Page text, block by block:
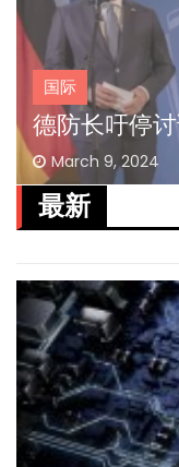
国际
德防长吁停
March 9, 2024
最新